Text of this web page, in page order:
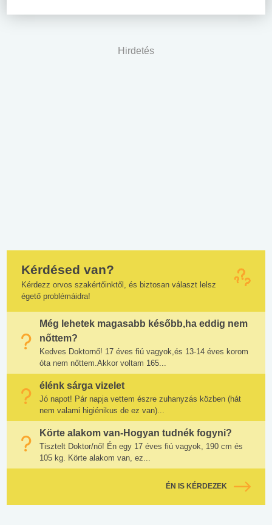
Hirdetés
Kérdésed van?
Kérdezz orvos szakértőinktől, és biztosan választ lelsz
égető problémáidra!
Még lehetek magasabb később,ha eddig nem
nőttem?
Kedves Doktornő! 17 éves fiú vagyok,és 13-14 éves korom
óta nem nőttem.Akkor voltam 165...
élénk sárga vizelet
Jó napot! Pár napja vettem észre zuhanyzás közben (hát
nem valami higiénikus de ez van)...
Körte alakom van-Hogyan tudnék fogyni?
Tisztelt Doktor/nő! Én egy 17 éves fiú vagyok, 190 cm és
105 kg. Körte alakom van, ez...
ÉN IS KÉRDEZEK